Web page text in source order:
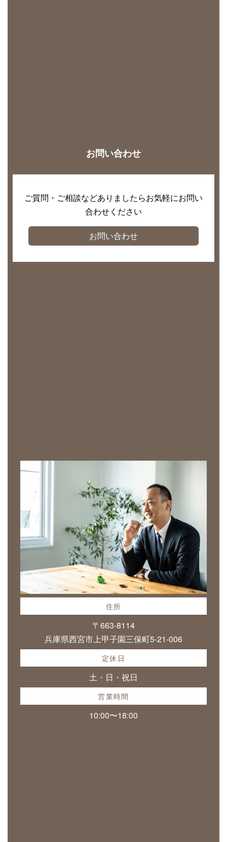
お問い合わせ
ご質問・ご相談などありましたらお気軽にお問い
合わせください
お問い合わせ
住所
〒663-8114
兵庫県西宮市上甲子園三保町5-21-006
定休日
土・日・祝日
営業時間
10:00〜18:00